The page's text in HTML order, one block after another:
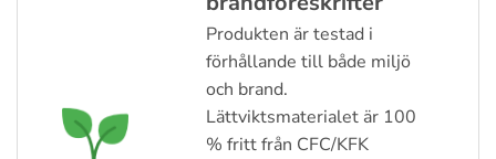
Produkten är testad i
förhållande till både miljö
och brand.
Lättviktsmaterialet är 100
% fritt från CFC/KFK